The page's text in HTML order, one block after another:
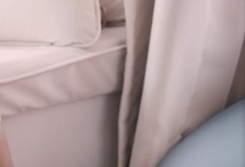
Профиль пользователя
Мои приборы
Мои заказы